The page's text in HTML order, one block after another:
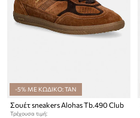
-5% ΜΕ ΚΩΔΙΚΟ: TAN
Σουέτ sneakers Alohas Tb.490 Club
Τρέχουσα τιμή: